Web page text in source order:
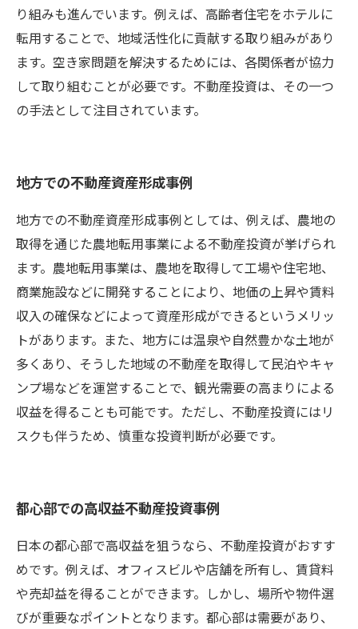
り組みも進んでいます。例えば、高齢者住宅をホテルに
転用することで、地域活性化に貢献する取り組みがあり
ます。空き家問題を解決するためには、各関係者が協力
して取り組むことが必要です。不動産投資は、その一つ
の手法として注目されています。
地方での不動産資産形成事例
地方での不動産資産形成事例としては、例えば、農地の
取得を通じた農地転用事業による不動産投資が挙げられ
ます。農地転用事業は、農地を取得して工場や住宅地、
商業施設などに開発することにより、地価の上昇や賃料
収入の確保などによって資産形成ができるというメリッ
トがあります。また、地方には温泉や自然豊かな土地が
多くあり、そうした地域の不動産を取得して民泊やキャ
ンプ場などを運営することで、観光需要の高まりによる
収益を得ることも可能です。ただし、不動産投資にはリ
スクも伴うため、慎重な投資判断が必要です。
都心部での高収益不動産投資事例
日本の都心部で高収益を狙うなら、不動産投資がおすす
めです。例えば、オフィスビルや店舗を所有し、賃貸料
や売却益を得ることができます。しかし、場所や物件選
びが重要なポイントとなります。都心部は需要があり、